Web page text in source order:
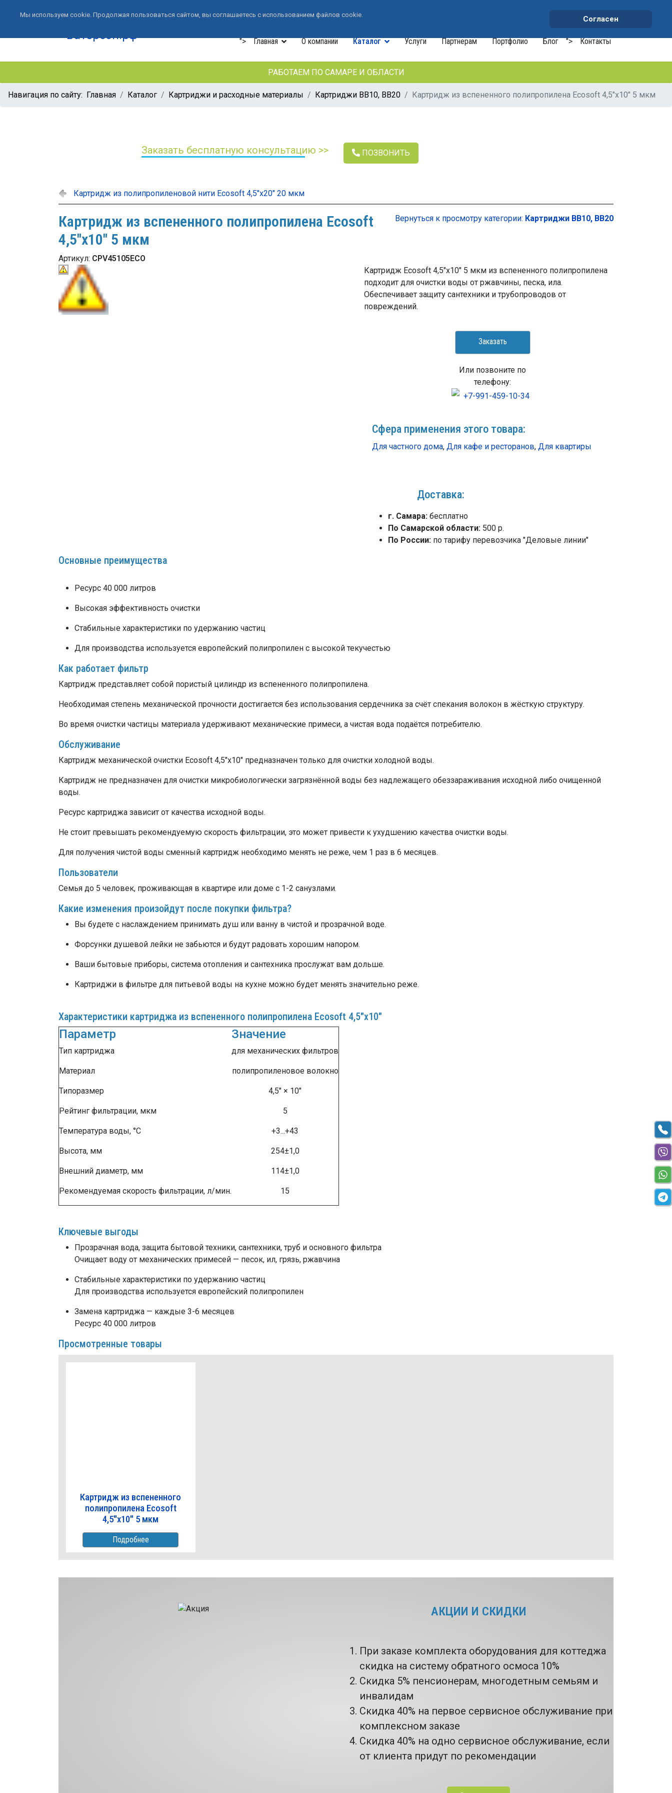
+7 (846) 33-490-33 waterson-s@ya.ru
"> Главная О компании Каталог Услуги Партнерам Портфолио Блог "> Контакты
РАБОТАЕМ ПО САМАРЕ И ОБЛАСТИ
Навигация по сайту: Главная Каталог Картриджи и расходные материалы Картриджи ВВ10, ВВ20 Картридж из вспененного полипропилена Ecosoft 4,5"x10" 5 мкм
Заказать бесплатную консультацию >> ПОЗВОНИТЬ
Картридж из полипропиленовой нити Ecosoft 4,5"x20" 20 мкм
Вернуться к просмотру категории: Картриджи ВВ10, ВВ20
Картридж из вспененного полипропилена Ecosoft
4,5"x10" 5 мкм
Артикул: CPV45105ECO
Картридж Ecosoft 4,5"x10" 5 мкм из вспененного полипропилена
подходит для очистки воды от ржавчины, песка, ила.
Обеспечивает защиту сантехники и трубопроводов от
повреждений.
Заказать
Или позвоните по
телефону:
+7-991-459-10-34
Сфера применения этого товара:
Для частного дома, Для кафе и ресторанов, Для квартиры
Доставка:
г. Самара:бесплатно
По Самарской области:500 р.
По России:по тарифу перевозчика "Деловые линии"
Основные преимущества
Ресурс 40 000 литров
Высокая эффективность очистки
Стабильные характеристики по удержанию частиц
Для производства используется европейский полипропилен с высокой текучестью
Как работает фильтр
Картридж представляет собой пористый цилиндр из вспененного полипропилена.
Необходимая степень механической прочности достигается без использования сердечника за счёт спекания волокон в жёсткую структуру.
Во время очистки частицы материала удерживают механические примеси, а чистая вода подаётся потребителю.
Обслуживание
Картридж механической очистки Ecosoft 4,5"x10" предназначен только для очистки холодной воды.
Картридж не предназначен для очистки микробиологически загрязнённой воды без надлежащего обеззараживания исходной либо очищенной
воды.
Ресурс картриджа зависит от качества исходной воды.
Не стоит превышать рекомендуемую скорость фильтрации, это может привести к ухудшению качества очистки воды.
Для получения чистой воды сменный картридж необходимо менять не реже, чем 1 раз в 6 месяцев.
Пользователи
Семья до 5 человек, проживающая в квартире или доме с 1-2 санузлами.
Какие изменения произойдут после покупки фильтра?
Вы будете с наслаждением принимать душ или ванну в чистой и прозрачной воде.
Форсунки душевой лейки не забьются и будут радовать хорошим напором.
Ваши бытовые приборы, система отопления и сантехника прослужат вам дольше.
Картриджи в фильтре для питьевой воды на кухне можно будет менять значительно реже.
Характеристики картриджа из вспененного полипропилена Ecosoft 4,5"х10"
Параметр Значение
Тип картриджа для механических фильтров
Материал полипропиленовое волокно
Типоразмер 4,5" × 10"
Рейтинг фильтрации, мкм 5
Температура воды, °C +3...+43
Высота, мм 254±1,0
Внешний диаметр, мм 114±1,0
Рекомендуемая скорость фильтрации, л/мин. 15
Ключевые выгоды
Прозрачная вода, защита бытовой техники, сантехники, труб и основного фильтра
Очищает воду от механических примесей — песок, ил, грязь, ржавчина
Стабильные характеристики по удержанию частиц
Для производства используется европейский полипропилен
Замена картриджа — каждые 3-6 месяцев
Ресурс 40 000 литров
Просмотренные товары
Картридж из вспененного
полипропилена Ecosoft
4,5"x10" 5 мкм
Подробнее
АКЦИИ И СКИДКИ
При заказе комплекта оборудования для коттеджа
скидка на систему обратного осмоса 10%
Скидка 5% пенсионерам, многодетным семьям и
инвалидам
Скидка 40% на первое сервисное обслуживание при
комплексном заказе
Скидка 40% на одно сервисное обслуживание, если
от клиента придут по рекомендации
Мы используем cookie. Продолжая пользоваться сайтом, вы соглашаетесь с использованием файлов cookie. Согласен